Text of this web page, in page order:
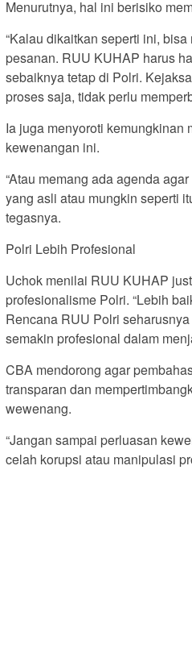
Menurutnya, hal ini berisiko
“Kalau dikaitkan seperti ini,
pesanan. RUU KUHAP harus
sebaiknya tetap di Polri.
proses saja, tidak perlu
Ia juga menyoroti kemungkinan
kewenangan ini.
“Atau memang ada agenda
yang asli atau mungkin seperti
tegasnya.
Polri Lebih Profesional
Uchok menilai RUU KUHAP
profesionalisme Polri. “Lebih
Rencana RUU Polri
semakin profesional dalam
CBA mendorong agar
transparan dan
wewenang.
“Jangan sampai perluasan
celah korupsi atau manipulasi